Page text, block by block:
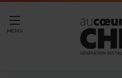
MENU